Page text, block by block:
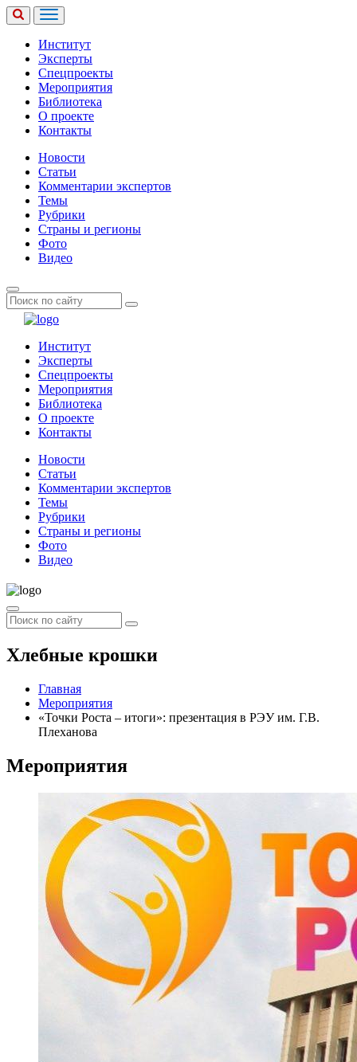
Институт
Эксперты
Спецпроекты
Мероприятия
Библиотека
О проекте
Контакты
Новости
Статьи
Комментарии экспертов
Темы
Рубрики
Страны и регионы
Фото
Видео
Институт
Эксперты
Спецпроекты
Мероприятия
Библиотека
О проекте
Контакты
Новости
Статьи
Комментарии экспертов
Темы
Рубрики
Страны и регионы
Фото
Видео
Хлебные крошки
Главная
Мероприятия
«Точки Роста – итоги»: презентация в РЭУ им. Г.В.
Плеханова
Мероприятия